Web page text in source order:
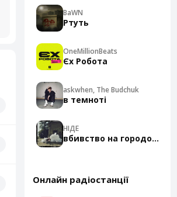
BaWN
Ртуть
OneMillionBeats
Єх Робота
askwhen, The Budchuk
в темноті
НІДЕ
вбивство на городоцькій
Онлайн радіостанції